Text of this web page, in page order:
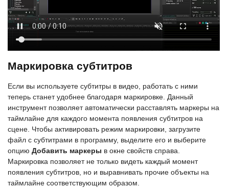
Маркировка субтитров
Если вы используете субтитры в видео, работать с ними
теперь станет удобнее благодаря маркировке. Данный
инструмент позволяет автоматически расставлять маркеры на
таймлайне для каждого момента появления субтитров на
сцене. Чтобы активировать режим маркировки, загрузите
файл с субтитрами в программу, выделите его и выберите
опцию Добавить маркеры в окне свойств справа.
Маркировка позволяет не только видеть каждый момент
появления субтитров, но и выравнивать прочие объекты на
таймлайне соответствующим образом.